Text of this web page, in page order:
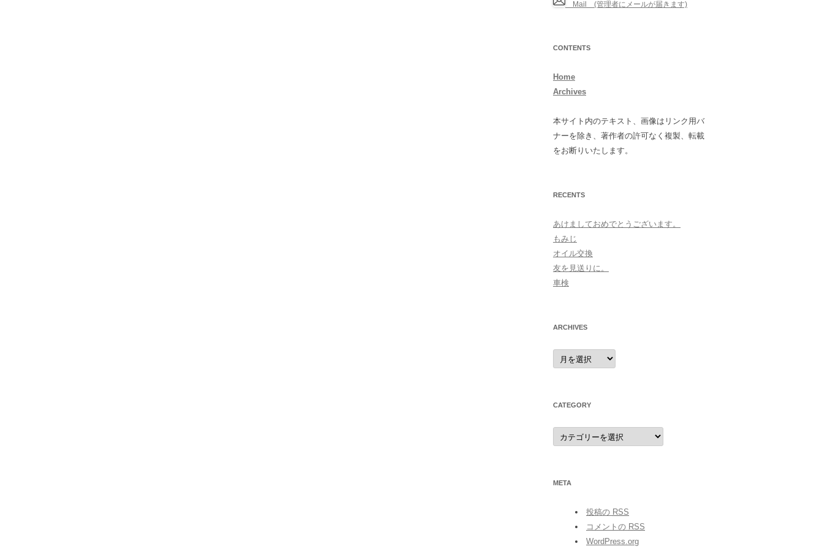
Mail (管理者にメールが届きます)
CONTENTS
Home
Archives
本サイト内のテキスト、画像はリンク用バ
ナーを除き、著作者の許可なく複製、転載
をお断りいたします。
RECENTS
あけましておめでとうございます。
もみじ
オイル交換
友を見送りに。
車検
ARCHIVES
archives
CATEGORY
category
META
投稿の RSS
コメントの RSS
WordPress.org